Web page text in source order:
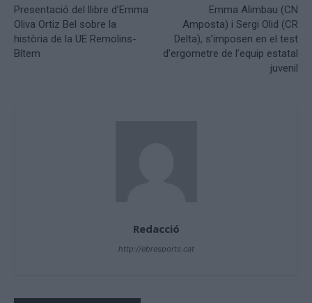
Presentació del llibre d’Emma
Oliva Ortiz Bel sobre la
història de la UE Remolins-
Bítem
Emma Alimbau (CN
Amposta) i Sergi Olid (CR
Delta), s’imposen en el test
d’ergometre de l’equip estatal
juvenil
Redacció
http://ebresports.cat